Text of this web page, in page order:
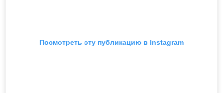
Посмотреть эту публикацию в Instagram